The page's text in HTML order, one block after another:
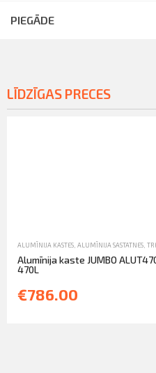
PIEGĀDE
LĪDZĪGAS PRECES
ALUMĪNIJA KASTES ALUMĪNIJA SASTATNES,
Alumīnija kaste JUMBO
470L
€786.00